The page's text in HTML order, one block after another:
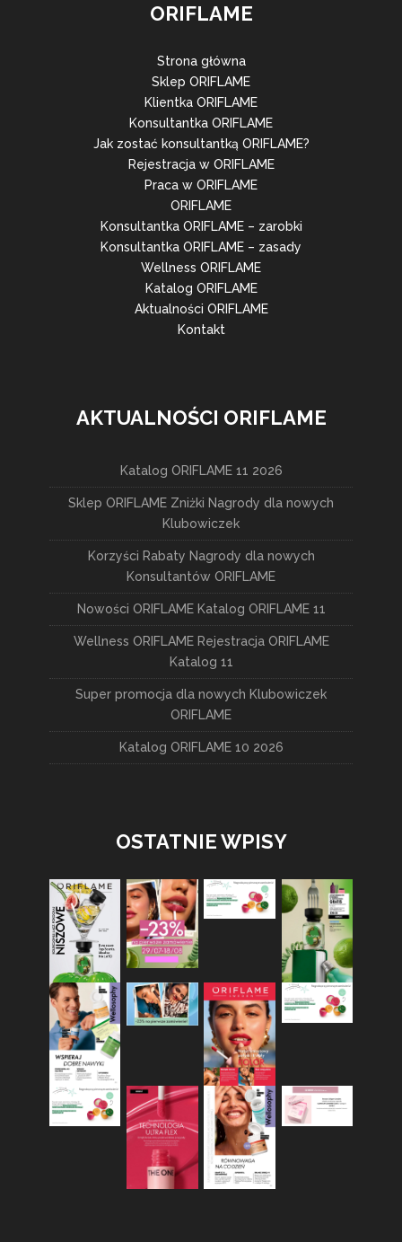
ORIFLAME
Strona główna
Sklep ORIFLAME
Klientka ORIFLAME
Konsultantka ORIFLAME
Jak zostać konsultantką ORIFLAME?
Rejestracja w ORIFLAME
Praca w ORIFLAME
ORIFLAME
Konsultantka ORIFLAME – zarobki
Konsultantka ORIFLAME – zasady
Wellness ORIFLAME
Katalog ORIFLAME
Aktualności ORIFLAME
Kontakt
AKTUALNOŚCI ORIFLAME
Katalog ORIFLAME 11 2026
Sklep ORIFLAME Zniżki Nagrody dla nowych
Klubowiczek
Korzyści Rabaty Nagrody dla nowych
Konsultantów ORIFLAME
Nowości ORIFLAME Katalog ORIFLAME 11
Wellness ORIFLAME Rejestracja ORIFLAME
Katalog 11
Super promocja dla nowych Klubowiczek
ORIFLAME
Katalog ORIFLAME 10 2026
OSTATNIE WPISY